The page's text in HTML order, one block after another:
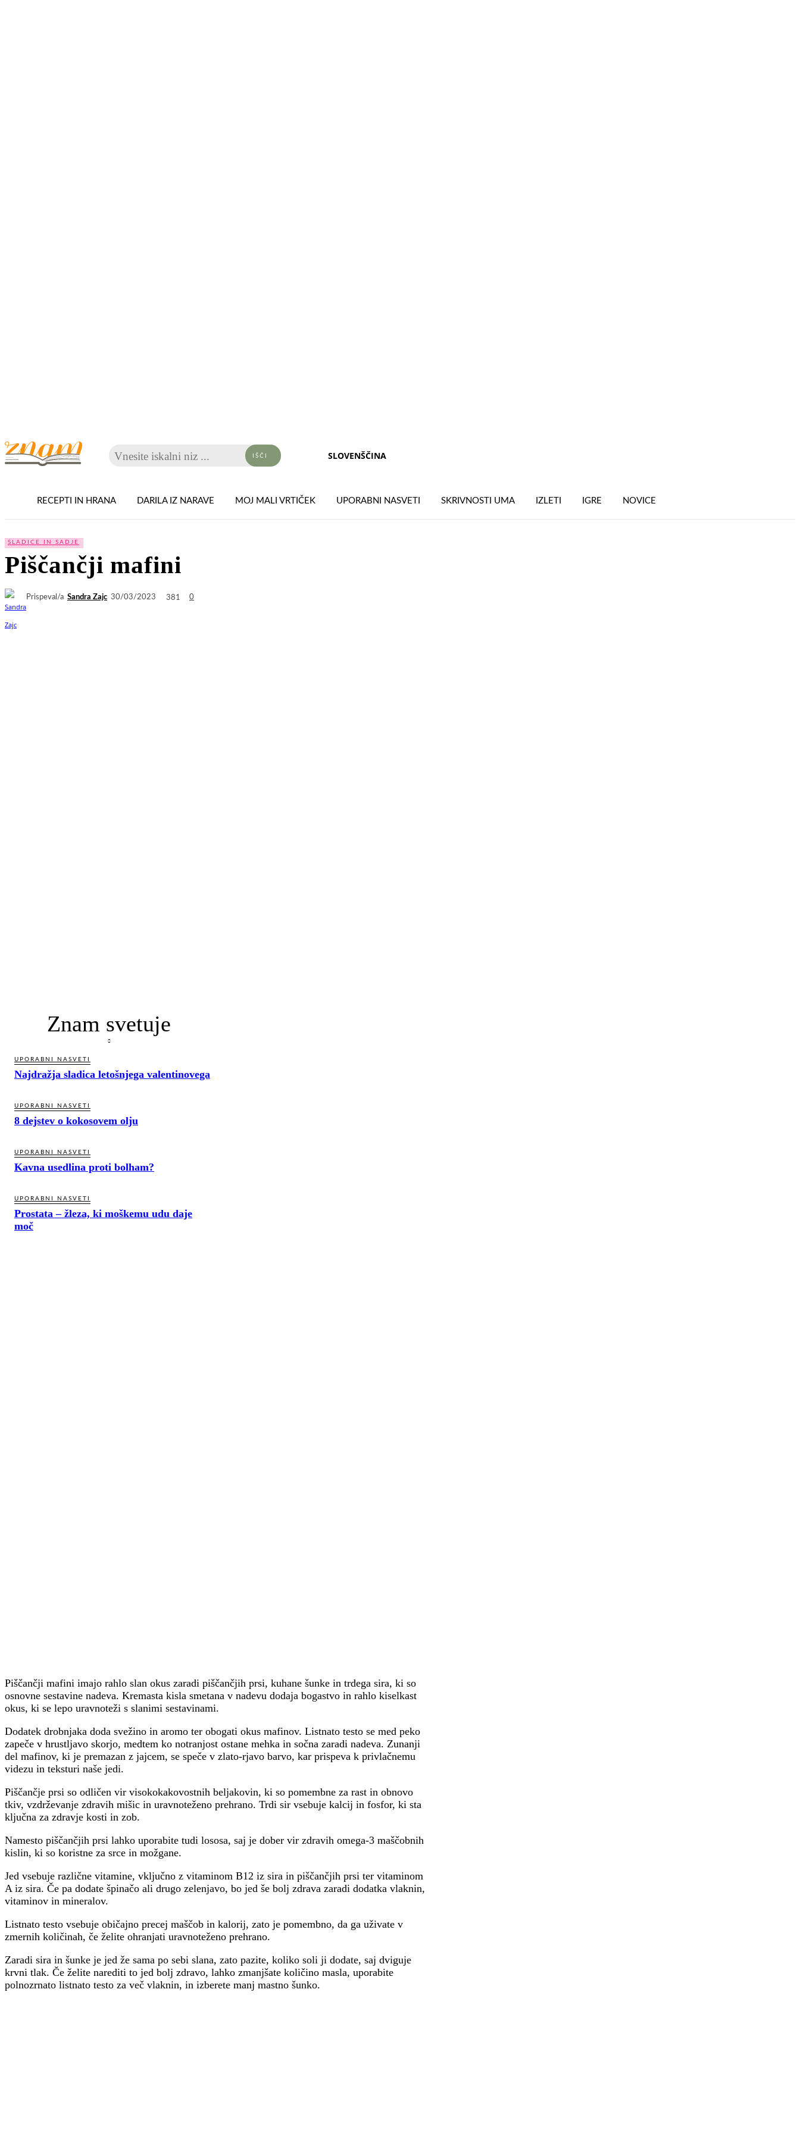
Vnesite iskalni niz ... IŠČI SLOVENŠČINA
RECEPTI IN HRANA DARILA IZ NARAVE MOJ MALI VRTIČEK UPORABNI NASVETI SKRIVNOSTI UMA IZLETI IGRE NOVICE
SLADICE IN SADJE
Piščančji mafini
Prispeval/a Sandra Zajc 30/03/2023 381 0
Znam svetuje
UPORABNI NASVETI
Najdražja sladica letošnjega valentinovega
UPORABNI NASVETI
8 dejstev o kokosovem olju
UPORABNI NASVETI
Kavna usedlina proti bolham?
UPORABNI NASVETI
Prostata – žleza, ki moškemu udu daje
moč
Piščančji mafini imajo rahlo slan okus zaradi piščančjih prsi, kuhane šunke in trdega sira, ki so
osnovne sestavine nadeva. Kremasta kisla smetana v nadevu dodaja bogastvo in rahlo kiselkast
okus, ki se lepo uravnoteži s slanimi sestavinami.
Dodatek drobnjaka doda svežino in aromo ter obogati okus mafinov. Listnato testo se med peko
zapeče v hrustljavo skorjo, medtem ko notranjost ostane mehka in sočna zaradi nadeva. Zunanji
del mafinov, ki je premazan z jajcem, se speče v zlato-rjavo barvo, kar prispeva k privlačnemu
videzu in teksturi naše jedi.
Piščančje prsi so odličen vir visokokakovostnih beljakovin, ki so pomembne za rast in obnovo
tkiv, vzdrževanje zdravih mišic in uravnoteženo prehrano. Trdi sir vsebuje kalcij in fosfor, ki sta
ključna za zdravje kosti in zob.
Namesto piščančjih prsi lahko uporabite tudi lososa, saj je dober vir zdravih omega-3 maščobnih
kislin, ki so koristne za srce in možgane.
Jed vsebuje različne vitamine, vključno z vitaminom B12 iz sira in piščančjih prsi ter vitaminom
A iz sira. Če pa dodate špinačo ali drugo zelenjavo, bo jed še bolj zdrava zaradi dodatka vlaknin,
vitaminov in mineralov.
Listnato testo vsebuje običajno precej maščob in kalorij, zato je pomembno, da ga uživate v
zmernih količinah, če želite ohranjati uravnoteženo prehrano.
Zaradi sira in šunke je jed že sama po sebi slana, zato pazite, koliko soli ji dodate, saj dviguje
krvni tlak. Če želite narediti to jed bolj zdravo, lahko zmanjšate količino masla, uporabite
polnozrnato listnato testo za več vlaknin, in izberete manj mastno šunko.